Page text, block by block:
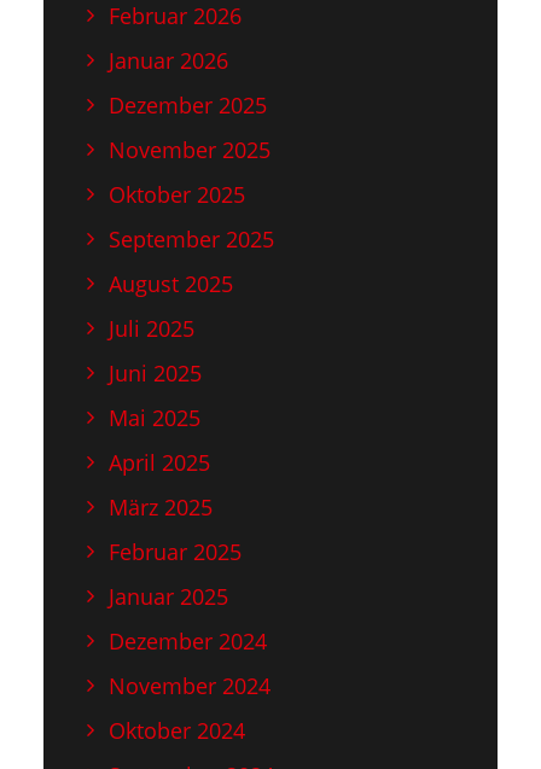
Februar 2026
Januar 2026
Dezember 2025
November 2025
Oktober 2025
September 2025
August 2025
Juli 2025
Juni 2025
Mai 2025
April 2025
März 2025
Februar 2025
Januar 2025
Dezember 2024
November 2024
Oktober 2024